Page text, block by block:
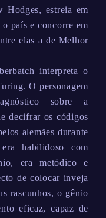
Hodges, estreia em
país e concorre em
elas a de Melhor
interpreta o
O personagem
sobre a
decifrar os códigos
alemães durante
habilidoso com
era metódico e
de colocar inveja
rascunhos, o gênio
eficaz, capaz de